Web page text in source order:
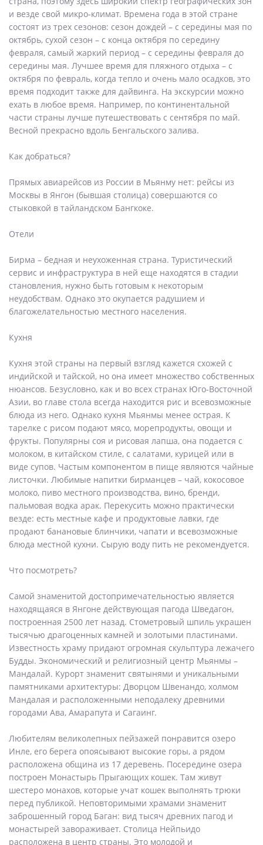
и везде свой микро-климат. Времена года в этой стране
состоят из трех сезонов: сезон дождей – с середины мая по
октябрь, сухой сезон – с конца октября по середину
февраля, самый жаркий период – с середины февраля до
середины мая. Лучшее время для пляжного отдыха – с
октября по февраль, когда тепло и очень мало осадков, это
время подходит также для дайвинга. На экскурсии можно
ехать в любое время. Например, по континентальной
части страны лучше путешествовать с сентября по май.
Весной прекрасно вдоль Бенгальского залива.
Как добраться?
Прямых авиарейсов из России в Мьянму нет: рейсы из
Москвы в Янгон (бывшая столица) совершаются со
стыковкой в тайландском Бангкоке.
Отели
Бирма – бедная и неухоженная страна. Туристический
сервис и инфраструктура в ней еще находятся в стадии
становления, нужно быть готовым к некоторым
неудобствам. Однако это окупается радушием и
благожелательностью местного населения.
Кухня
Кухня этой страны на первый взгляд кажется схожей с
индийской и тайской, но она имеет множество собственных
нюансов. Безусловно, как и во всех странах Юго-Восточной
Азии, во главе стола всегда находится рис и всевозможные
блюда из него. Однако кухня Мьянмы менее острая. К
тарелке с рисом подают мясо, морепродукты, овощи и
фрукты. Популярны соя и рисовая лапша, она подается с
молоком, в китайском стиле, с салатами, курицей или в
виде супов. Частым компонентом в пище являются чайные
листочки. Любимые напитки бирманцев – чай, кокосовое
молоко, пиво местного производства, вино, бренди,
пальмовая водка арак. Перекусить можно практически
везде: есть местные кафе и продуктовые лавки, где
продают банановые блинчики, чапати и всевозможные
блюда местной кухни. Сырую воду пить не рекомендуется.
Что посмотреть?
Самой знаменитой достопримечательностью является
находящаяся в Янгоне действующая пагода Шведагон,
построенная 2500 лет назад. Стометровый шпиль украшен
тысячью драгоценных камней и золотыми пластинами.
Известность храму придают огромная скульптура лежачего
Будды. Экономический и религиозный центр Мьянмы –
Мандалай. Курорт знаменит святынями и уникальными
памятниками архитектуры: Дворцом Швенандо, холмом
Мандалая и расположенными неподалеку древними
городами Ава, Амарапута и Сагаинг.
Любителям великолепных пейзажей понравится озеро
Инле, его берега опоясывают высокие горы, а рядом
расположена община из 17 деревень. Посередине озера
построен Монастырь Прыгающих кошек. Там живут
шестеро монахов, которые учат кошек выполнять трюки
перед публикой. Неповторимыми храмами знаменит
заброшенный город Баган: вид тысяч древних пагод и
монастырей завораживает. Столица Нейпьидо
расположена в центр страны. Это молодой и